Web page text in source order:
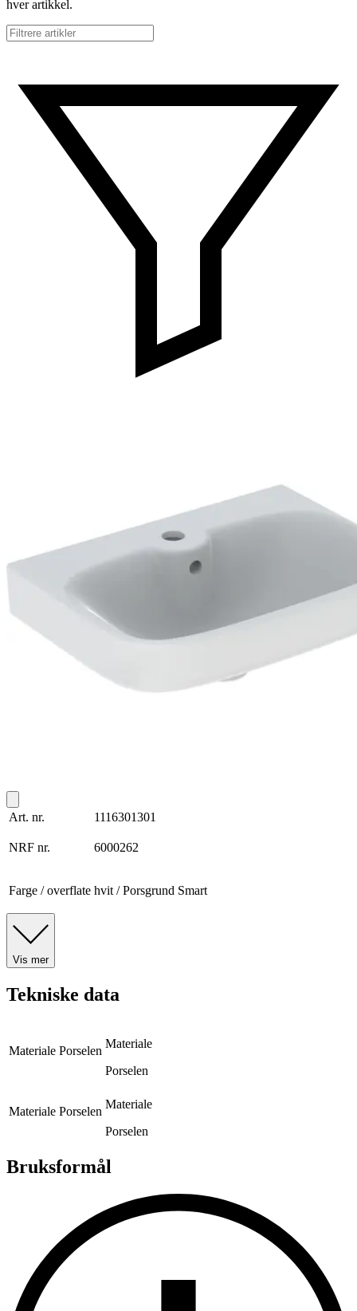
hver artikkel.
Art. nr. 1116301301
NRF nr. 6000262
Farge / overflate hvit / Porsgrund Smart
Vis mer
Tekniske data
Materiale Porselen
Materiale
Porselen
Materiale Porselen
Materiale
Porselen
Bruksformål